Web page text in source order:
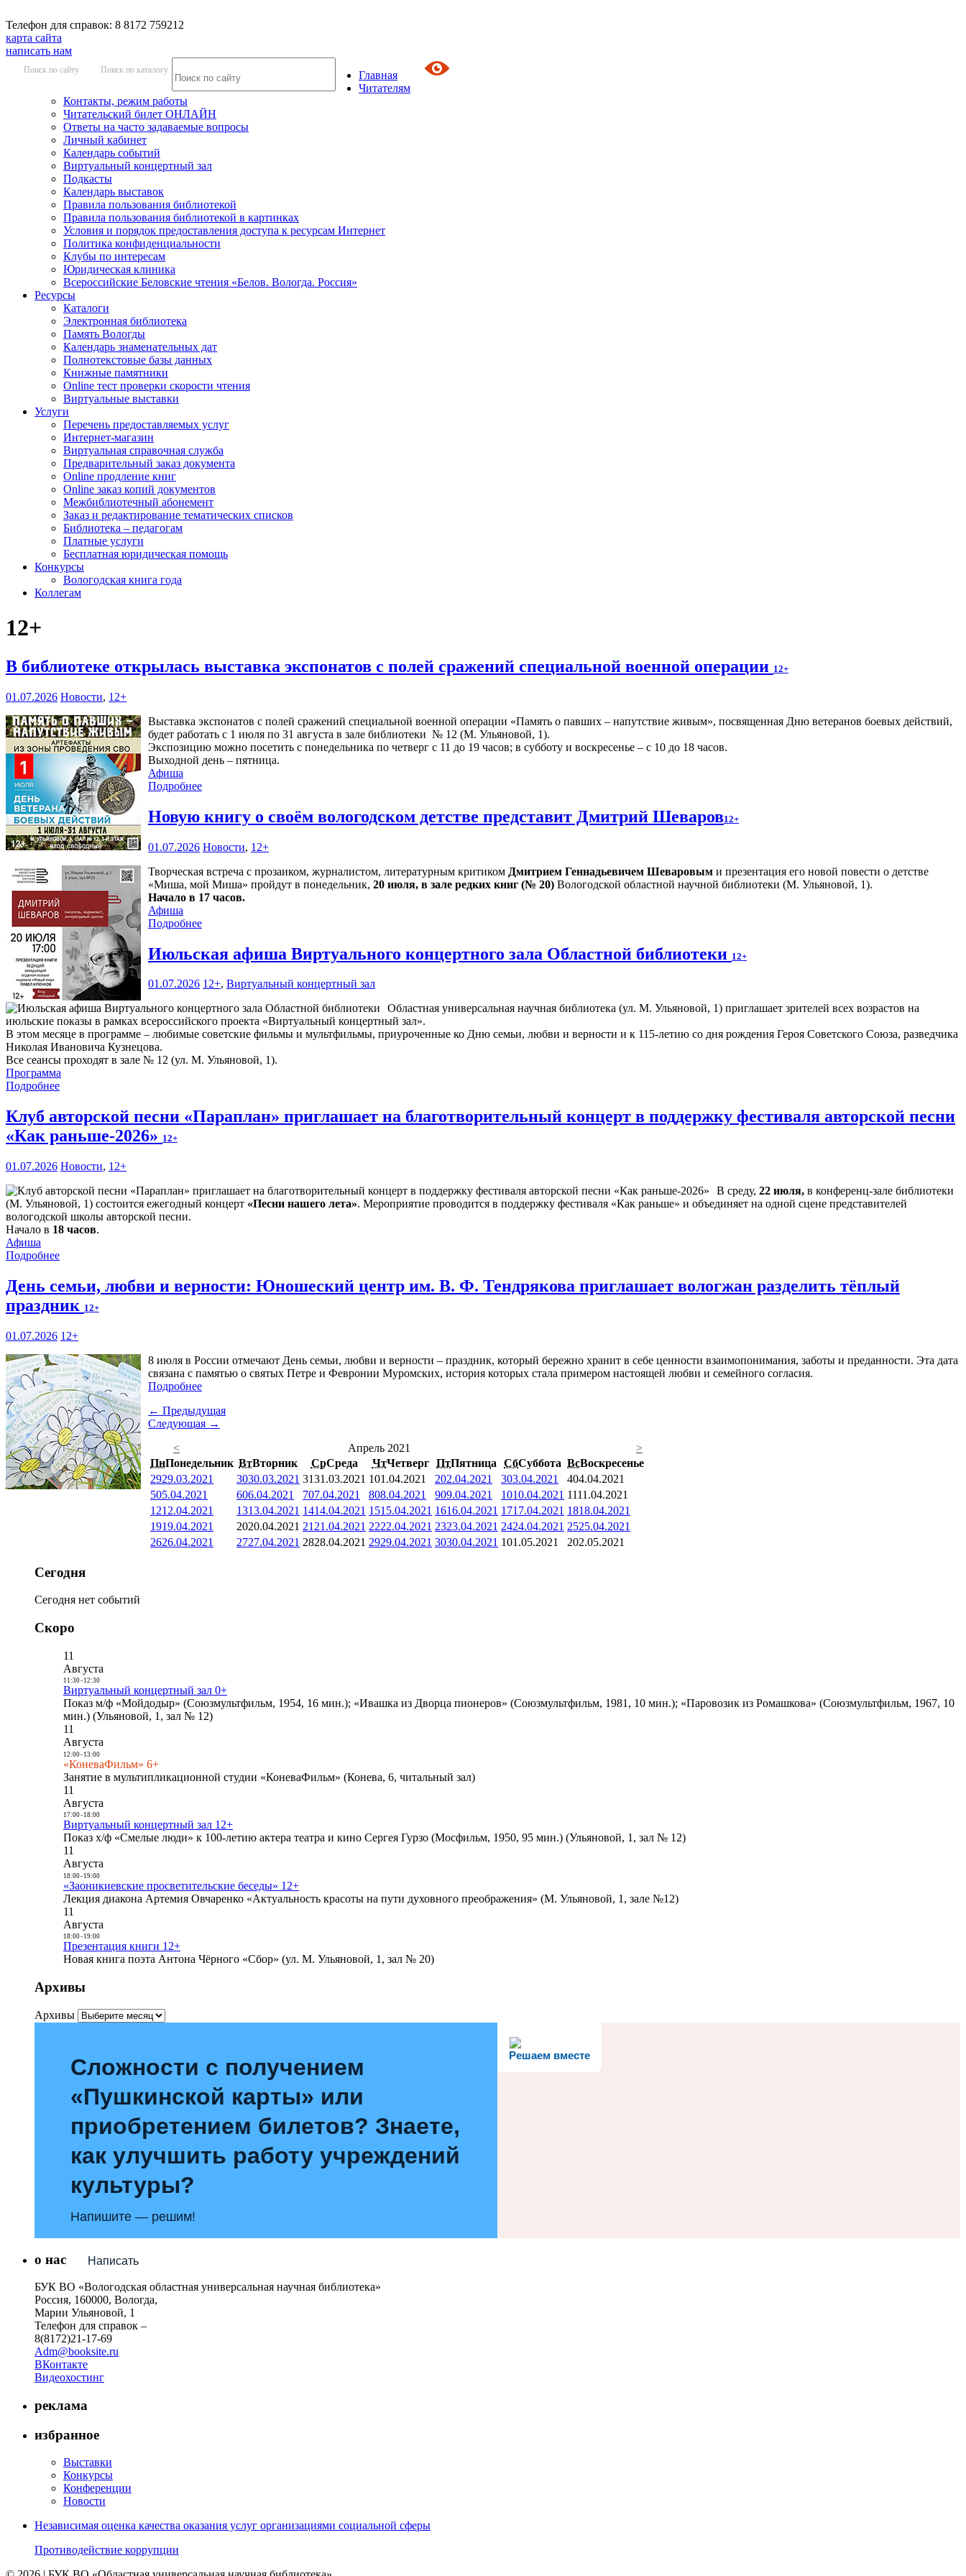
Телефон для справок: 8 8172 759212
карта сайта
написать нам
Поиск по сайту Поиск по каталогу
Главная
Читателям
Контакты, режим работы
Читательский билет ОНЛАЙН
Ответы на часто задаваемые вопросы
Личный кабинет
Календарь событий
Виртуальный концертный зал
Подкасты
Календарь выставок
Правила пользования библиотекой
Правила пользования библиотекой в картинках
Условия и порядок предоставления доступа к ресурсам Интернет
Политика конфиденциальности
Клубы по интересам
Юридическая клиника
Всероссийские Беловские чтения «Белов. Вологда. Россия»
Ресурсы
Каталоги
Электронная библиотека
Память Вологды
Календарь знаменательных дат
Полнотекстовые базы данных
Книжные памятники
Online тест проверки скорости чтения
Виртуальные выставки
Услуги
Перечень предоставляемых услуг
Интернет-магазин
Виртуальная справочная служба
Предварительный заказ документа
Online продление книг
Online заказ копий документов
Межбиблиотечный абонемент
Заказ и редактирование тематических списков
Библиотека – педагогам
Платные услуги
Бесплатная юридическая помощь
Конкурсы
Вологодская книга года
Коллегам
12+
В библиотеке открылась выставка экспонатов с полей сражений специальной военной операции 12+
01.07.2026 Новости, 12+
Выставка экспонатов с полей сражений специальной военной операции «Память о павших – напутствие живым», посвященная Дню ветеранов боевых действий,
будет работать с 1 июля по 31 августа в зале библиотеки № 12 (М. Ульяновой, 1).
Экспозицию можно посетить с понедельника по четверг с 11 до 19 часов; в субботу и воскресенье – с 10 до 18 часов.
Выходной день – пятница.
Афиша
Подробнее
Новую книгу о своём вологодском детстве представит Дмитрий Шеваров12+
01.07.2026 Новости, 12+
Творческая встреча с прозаиком, журналистом, литературным критиком Дмитрием Геннадьевичем Шеваровым и презентация его новой повести о детстве
«Миша, мой Миша» пройдут в понедельник, 20 июля, в зале редких книг (№ 20) Вологодской областной научной библиотеки (М. Ульяновой, 1).
Начало в 17 часов.
Афиша
Подробнее
Июльская афиша Виртуального концертного зала Областной библиотеки 12+
01.07.2026 12+, Виртуальный концертный зал
Областная универсальная научная библиотека (ул. М. Ульяновой, 1) приглашает зрителей всех возрастов на
июльские показы в рамках всероссийского проекта «Виртуальный концертный зал».
В этом месяце в программе – любимые советские фильмы и мультфильмы, приуроченные ко Дню семьи, любви и верности и к 115-летию со дня рождения Героя Советского Союза, разведчика
Николая Ивановича Кузнецова.
Все сеансы проходят в зале № 12 (ул. М. Ульяновой, 1).
Программа
Подробнее
Клуб авторской песни «Параплан» приглашает на благотворительный концерт в поддержку фестиваля авторской песни
«Как раньше-2026» 12+
01.07.2026 Новости, 12+
В среду, 22 июля, в конференц-зале библиотеки
(М. Ульяновой, 1) состоится ежегодный концерт «Песни нашего лета». Мероприятие проводится в поддержку фестиваля «Как раньше» и объединяет на одной сцене представителей
вологодской школы авторской песни.
Начало в 18 часов.
Афиша
Подробнее
День семьи, любви и верности: Юношеский центр им. В. Ф. Тендрякова приглашает вологжан разделить тёплый
праздник 12+
01.07.2026 12+
8 июля в России отмечают День семьи, любви и верности – праздник, который бережно хранит в себе ценности взаимопонимания, заботы и преданности. Эта дата
связана с памятью о святых Петре и Февронии Муромских, история которых стала примером настоящей любви и семейного согласия.
Подробнее
← Предыдущая
Следующая →
<
Апрель 2021
>
ПнПонедельник ВтВторник СрСреда ЧтЧетверг ПтПятница СбСуббота ВсВоскресенье
2929.03.2021 3030.03.2021 3131.03.2021 101.04.2021 202.04.2021 303.04.2021 404.04.2021
505.04.2021 606.04.2021 707.04.2021 808.04.2021 909.04.2021 1010.04.2021 1111.04.2021
1212.04.2021 1313.04.2021 1414.04.2021 1515.04.2021 1616.04.2021 1717.04.2021 1818.04.2021
1919.04.2021 2020.04.2021 21 21.04.2021 2222.04.2021 2323.04.2021 2424.04.2021 2525.04.2021
2626.04.2021 2727.04.2021 2828.04.2021 2929.04.2021 3030.04.2021 101.05.2021 202.05.2021
Сегодня
Сегодня нет событий
Скоро
11
Августа
11:30- 12:30
Виртуальный концертный зал 0+
Показ м/ф «Мойдодыр» (Союзмультфильм, 1954, 16 мин.); «Ивашка из Дворца пионеров» (Союзмультфильм, 1981, 10 мин.); «Паровозик из Ромашкова» (Союзмультфильм, 1967, 10
мин.) (Ульяновой, 1, зал № 12)
11
Августа
12:00- 13:00
«КоневаФильм» 6+
Занятие в мультипликационной студии «КоневаФильм» (Конева, 6, читальный зал)
11
Августа
17:00- 18:00
Виртуальный концертный зал 12+
Показ х/ф «Смелые люди» к 100-летию актера театра и кино Сергея Гурзо (Мосфильм, 1950, 95 мин.) (Ульяновой, 1, зал № 12)
11
Августа
18:00- 19:00
«Заоникиевские просветительские беседы» 12+
Лекция диакона Артемия Овчаренко «Актуальность красоты на пути духовного преображения» (М. Ульяновой, 1, зале №12)
11
Августа
18:00- 19:00
Презентация книги 12+
Новая книга поэта Антона Чёрного «Сбор» (ул. М. Ульяновой, 1, зал № 20)
Архивы
Архивы
Решаем вместе
Сложности с получением
«Пушкинской карты» или
приобретением билетов? Знаете,
как улучшить работу учреждений
культуры?
Напишите — решим!
Написать
о нас
БУК ВО «Вологодская областная универсальная научная библиотека»
Россия, 160000, Вологда,
Марии Ульяновой, 1
Телефон для справок –
8(8172)21-17-69
Adm@booksite.ru
ВКонтакте
Видеохостинг
реклама
избранное
Выставки
Конкурсы
Конференции
Новости
Независимая оценка качества оказания услуг организациями социальной сферы
Противодействие коррупции